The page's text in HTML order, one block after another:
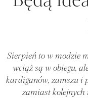
Sierpień to w modzie
wciąż są w obiegu,
kardiganów, zamszu i
zamiast kolejnych